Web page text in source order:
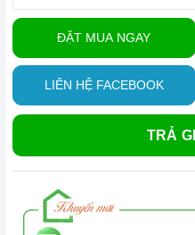
ĐẶT MUA NGAY
LIÊN HỆ FACEBOOK
TRẢ